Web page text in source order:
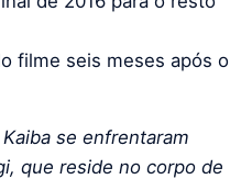
filme seis meses após o
se enfrentaram
que reside no corpo de